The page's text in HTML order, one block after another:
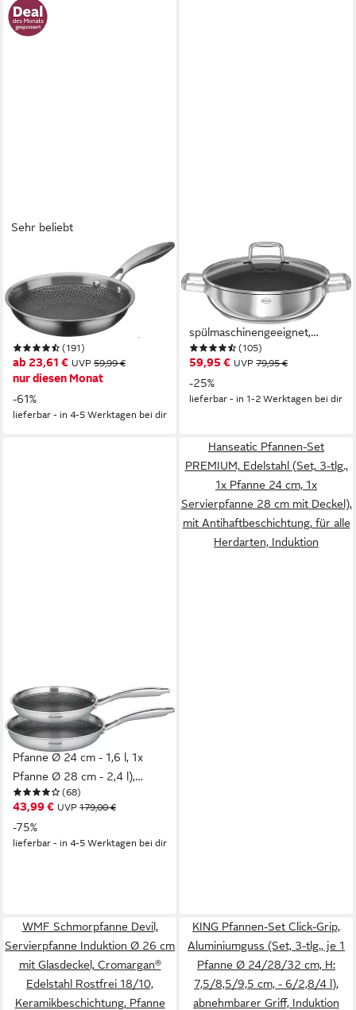
Sehr beliebt
Bratpfanne Inoxxa Black,
Edelstahl (1-tlg), Antihaft-
Versiegelung und erhabene
Edelstahl-Wabenstruktur,
Induktion (191)
ab 23,61 € UVP 59,99 €
nur diesen Monat
-61%
lieferbar - in 4-5 Werktagen bei dir
RÖSLE
Servierpfanne MOMENTS,
Edelstahl 18/10, Ø 28 cm, mit
Antihaftversiegelung,
spülmaschinengeeignet,
Induktion (105)
59,95 € UVP 79,95 €
-25%
lieferbar - in 1-2 Werktagen bei dir
HANSEATIC
Pfannen-Set hanseatic,
Edelstahl (Set, 2-tlg., 1x
Pfanne Ø 24 cm - 1,6 l, 1x
Pfanne Ø 28 cm - 2,4 l),
Dreischicht-Material,
Edelstahl-Wabenstruktur,
Induktion
(68)
43,99 € UVP 179,00 €
-75%
lieferbar - in 4-5 Werktagen bei dir
Hanseatic Pfannen-Set
PREMIUM, Edelstahl (Set, 3-tlg.,
1x Pfanne 24 cm, 1x
Servierpfanne 28 cm mit Deckel),
mit Antihaftbeschichtung, für alle
Herdarten, Induktion
WMF Schmorpfanne Devil,
Servierpfanne Induktion Ø 26 cm
mit Glasdeckel, Cromargan®
Edelstahl Rostfrei 18/10,
Keramikbeschichtung, Pfanne
KING Pfannen-Set Click-Grip,
Aluminiumguss (Set, 3-tlg., je 1
Pfanne Ø 24/28/32 cm, H:
7,5/8,5/9,5 cm, - 6/2,8/4 l),
abnehmbarer Griff, Induktion